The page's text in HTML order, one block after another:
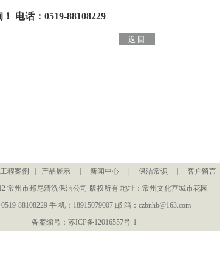
电话：0519-88108229
工程案例 产品展示 新闻中心 保洁常识 客户留言
常州市邦尼清洗保洁公司 版权所有 地址：常州文化宫城市花园
88108229 手 机：18915079007 邮 箱：czbnhb@163.com
备案编号：苏ICP备12016557号-1